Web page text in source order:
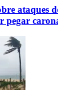
ataques
pegar